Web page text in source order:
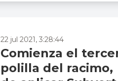
22 jul 2021, 3:28:44
Comienza el
polilla del